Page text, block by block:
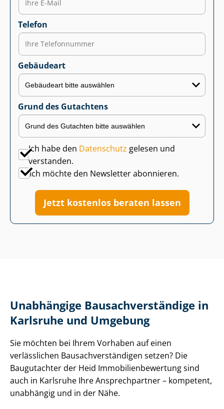
Telefon
Gebäudeart
Grund des Gutachtens
Ich habe den Datenschutz gelesen und
verstanden.
Ich möchte den Newsletter abonnieren.
Jetzt kostenlos beraten lassen
Unabhängige Bau­sach­ver­stän­di­ge in
Karlsruhe und Umgebung
Sie möchten bei Ihrem Vorhaben auf einen
verlässlichen Bau­sach­ver­stän­di­gen setzen? Die
Baugutachter der Heid Im­mo­bi­li­en­be­wer­tung sind
auch in Karlsruhe Ihre Ansprechpartner – kompetent,
unabhängig und in der Nähe.